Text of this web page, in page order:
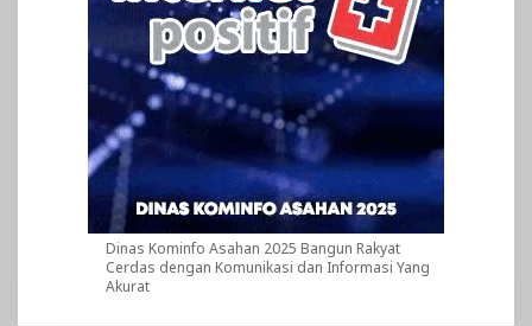
Dinas Kominfo Asahan 2025 Bangun Rakyat
Cerdas dengan Komunikasi dan Informasi Yang
Akurat